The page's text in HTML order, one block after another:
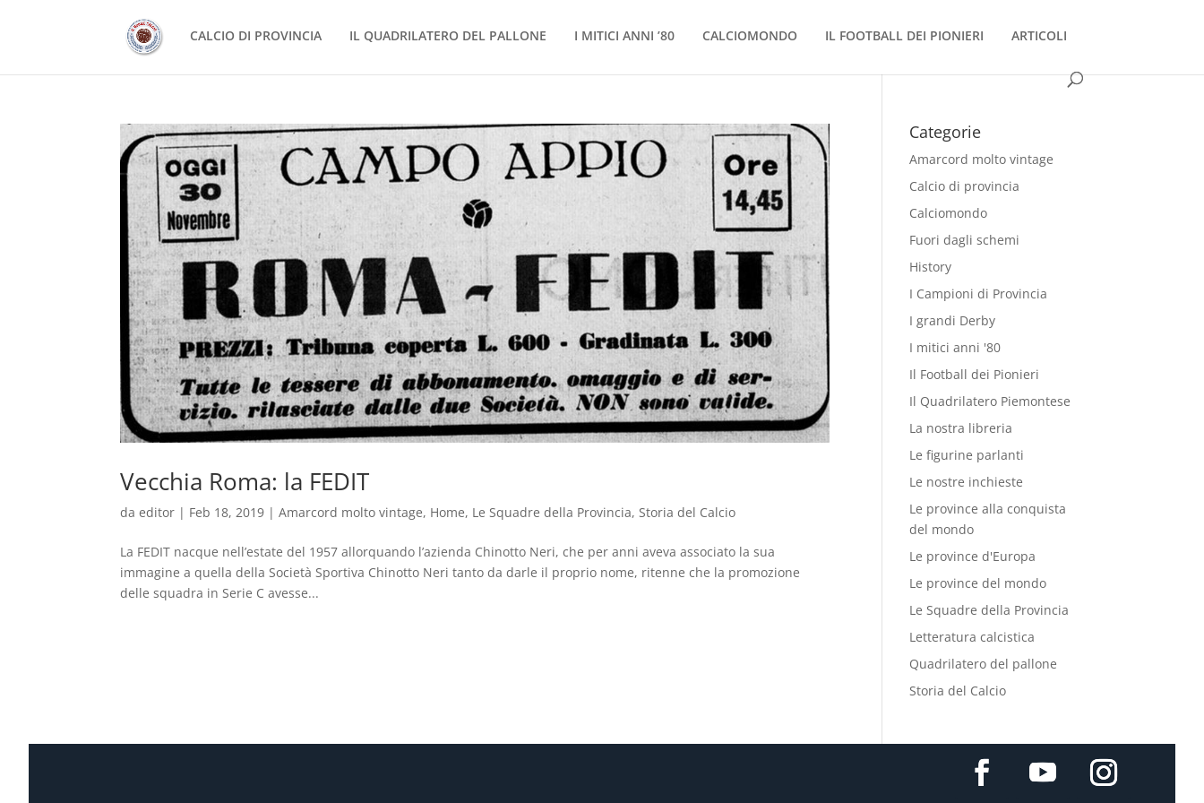
CALCIO DI PROVINCIA IL QUADRILATERO DEL PALLONE I MITICI ANNI ’80 CALCIOMONDO IL FOOTBALL DEI PIONIERI ARTICOLI
Vecchia Roma: la FEDIT
daeditor | Feb 18, 2019 |Amarcord molto vintage, Home, Le Squadre della Provincia, Storia del Calcio
La FEDIT nacque nell’estate del 1957 allorquando l’azienda Chinotto Neri, che per anni aveva associato la sua
immagine a quella della Società Sportiva Chinotto Neri tanto da darle il proprio nome, ritenne che la promozione
delle squadra in Serie C avesse...
Categorie
Amarcord molto vintage
Calcio di provincia
Calciomondo
Fuori dagli schemi
History
I Campioni di Provincia
I grandi Derby
I mitici anni '80
Il Football dei Pionieri
Il Quadrilatero Piemontese
La nostra libreria
Le figurine parlanti
Le nostre inchieste
Le province alla conquista
del mondo
Le province d'Europa
Le province del mondo
Le Squadre della Provincia
Letteratura calcistica
Quadrilatero del pallone
Storia del Calcio